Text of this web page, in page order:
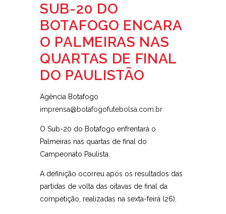
SUB-20 DO
BOTAFOGO ENCARA
O PALMEIRAS NAS
QUARTAS DE FINAL
DO PAULISTÃO
Agência Botafogo
imprensa@botafogofutebolsa.com.br
O Sub-20 do Botafogo enfrentará o
Palmeiras nas quartas de final do
Campeonato Paulista.
A definição ocorreu após os resultados das
partidas de volta das oitavas de final da
competição, realizadas na sexta-feira (26).